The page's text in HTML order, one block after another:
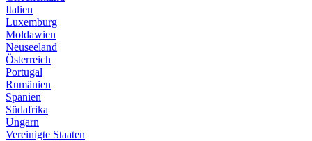
Italien
Luxemburg
Moldawien
Neuseeland
Österreich
Portugal
Rumänien
Spanien
Südafrika
Ungarn
Vereinigte Staaten